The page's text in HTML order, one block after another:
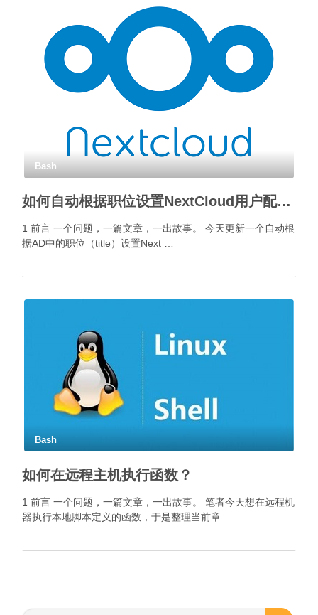
Bash
如何自动根据职位设置NextCloud用户配额？
1 前言 一个问题，一篇文章，一出故事。 今天更新一个自动根
据AD中的职位（title）设置Next …
Bash
如何在远程主机执行函数？
1 前言 一个问题，一篇文章，一出故事。 笔者今天想在远程机
器执行本地脚本定义的函数，于是整理当前章 …